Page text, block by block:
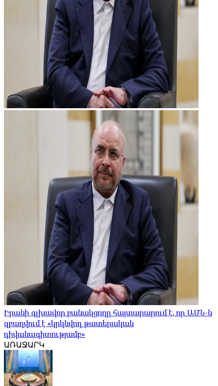
Իրանի գլխավոր բանակցողը հայտարարում է, որ ԱՄՆ-ն
զբաղվում է «կրկնվող թատերական
դիվանագիտությամբ»
ԱՌԱՋԱՐԿ